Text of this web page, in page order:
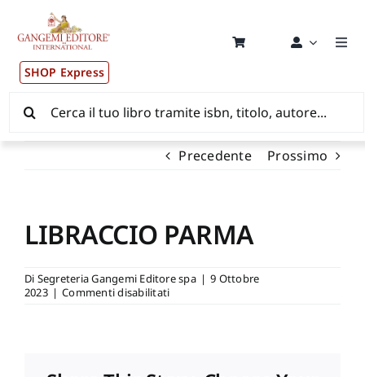
contenuto
SHOP Express
Pubblicazioni
News ed Eventi
CONSIP / MEPA / ANVUR / CINECA
Newsletter
per:
Precedente Prossimo
LIBRACCIO PARMA
Di Segreteria Gangemi Editore spa | 9 Ottobre
2023 | Commenti disabilitatisu